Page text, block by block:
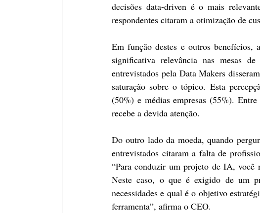
decisões data-driven é o mais
respondentes citaram a otimização de
Em função destes e outros
significativa relevância nas mesas
entrevistados pela Data Makers
saturação sobre o tópico. Esta
(50%) e médias empresas (55%).
recebe a devida atenção.
Do outro lado da moeda, quando
entrevistados citaram a falta de
“Para conduzir um projeto de IA, você
Neste caso, o que é exigido de um
necessidades e qual é o objetivo
ferramenta”, afirma o CEO.